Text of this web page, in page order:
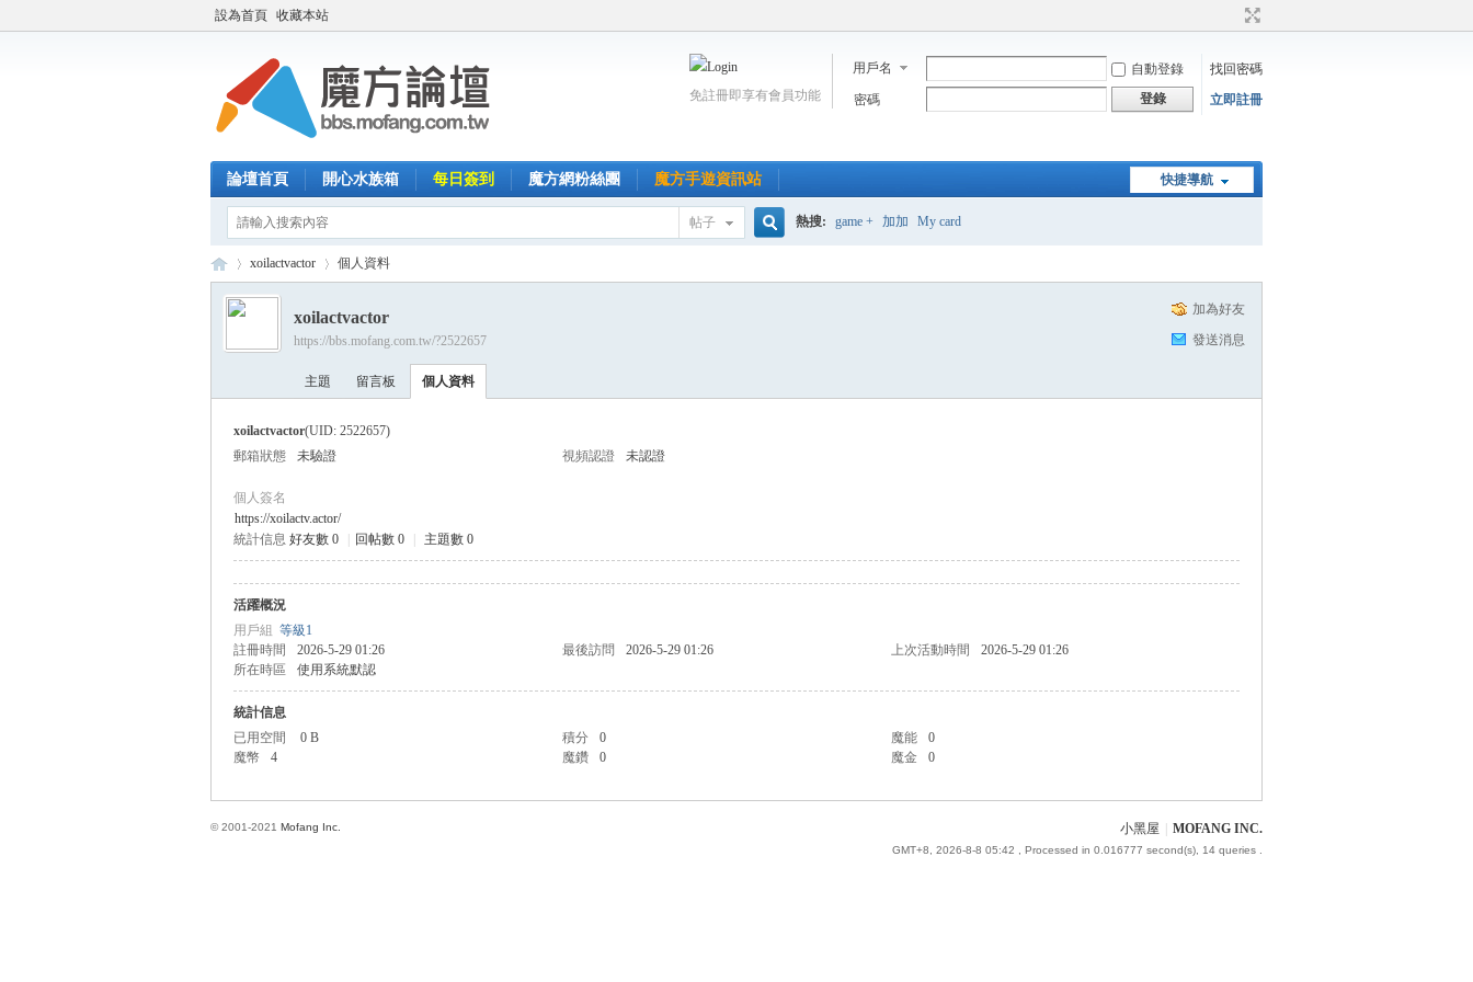
設為首頁 收藏本站
用戶名 自動登錄
找回密碼
密碼
登錄 立即註冊
免註冊即享有會員功能
快捷導航
論壇首頁 開心水族箱 每日簽到 魔方網粉絲團 魔方手遊資訊站
帖子 熱搜: game + 加加 My card
›
xoilactvactor 個人資料
加為好友
發送消息
xoilactvactor
https://bbs.mofang.com.tw/?2522657
主題 留言板 個人資料
xoilactvactor(UID: 2522657)
郵箱狀態
未驗證 視頻認證 未認證
個人簽名
https://xoilactv.actor/
統計信息 好友數 0 回帖數 0 主題數 0
活躍概況
用戶組 等級1
註冊時間
2026-5-29 01:26 最後訪問 2026-5-29 01:26 上次活動時間
2026-5-29 01:26
所在時區
使用系統默認
統計信息
已用空間
0 B 積分 0 魔能
0
魔幣
4 魔鑽 0 魔金 0
小黑屋 MOFANG INC.
GMT+8, 2026-8-8 05:42 , Processed in 0.016777 second(s), 14 queries .
© 2001-2021 Mofang Inc.